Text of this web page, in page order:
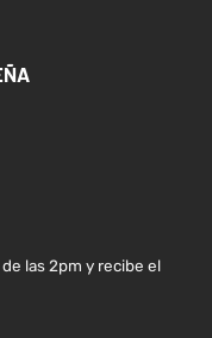
las 2pm y recibe el